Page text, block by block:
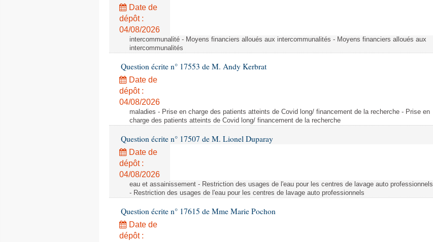
Date de
dépôt :
04/08/2026
intercommunalité - Moyens financiers alloués aux intercommunalités - Moyens financiers alloués aux
intercommunalités
Question écrite n° 17553 de M. Andy Kerbrat
Date de
dépôt :
04/08/2026
maladies - Prise en charge des patients atteints de Covid long/ financement de la recherche - Prise en
charge des patients atteints de Covid long/ financement de la recherche
Question écrite n° 17507 de M. Lionel Duparay
Date de
dépôt :
04/08/2026
eau et assainissement - Restriction des usages de l'eau pour les centres de lavage auto professionnels
- Restriction des usages de l'eau pour les centres de lavage auto professionnels
Question écrite n° 17615 de Mme Marie Pochon
Date de
dépôt :